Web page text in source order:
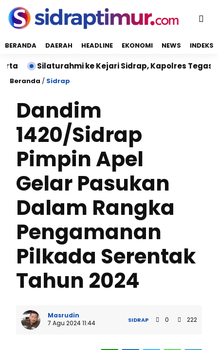
BERANDA DAERAH HEADLINE EKONOMI NEWS INDEKS
Silaturahmi ke Kejari Sidrap, Kapolres Tegaskan
Beranda / Sidrap
Dandim
1420/Sidrap
Pimpin Apel
Gelar Pasukan
Dalam Rangka
Pengamanan
Pilkada Serentak
Tahun 2024
Masrudin
7 Agu 2024 11:44
SIDRAP 0 222